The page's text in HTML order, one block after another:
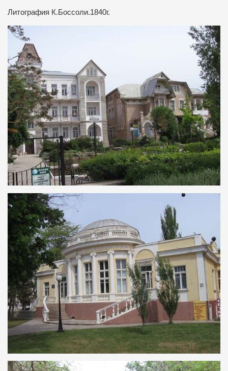
Литография К.Боссоли.1840г.